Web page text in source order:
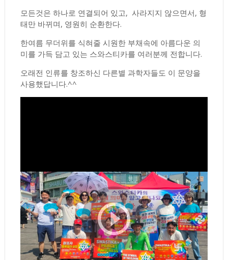
모든것은 하나로 연결되어 있고, 사라지지 않으면서, 형
태만 바뀌며, 영원히 순환한다.
한여름 무더위를 식혀줄 시원한 부채속에 아름다운 의
미를 가득 담고 있는 스와스티카를 여러분께 전합니다.
오래전 인류를 창조하신 다른별 과학자들도 이 문양을
사용했답니다.^^